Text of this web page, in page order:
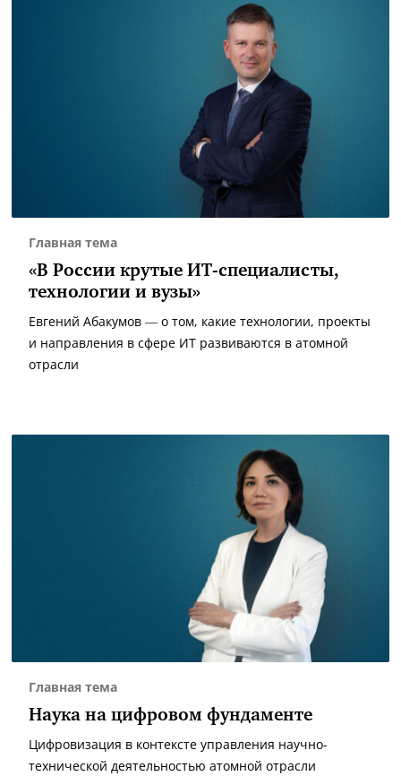
Главная тема
«В России крутые ИТ-специалисты,
технологии и вузы»
Евгений Абакумов — о том, какие технологии, проекты
и направления в сфере ИТ развиваются в атомной
отрасли
Главная тема
Наука на цифровом фундаменте
Цифровизация в контексте управления научно-
технической деятельностью атомной отрасли